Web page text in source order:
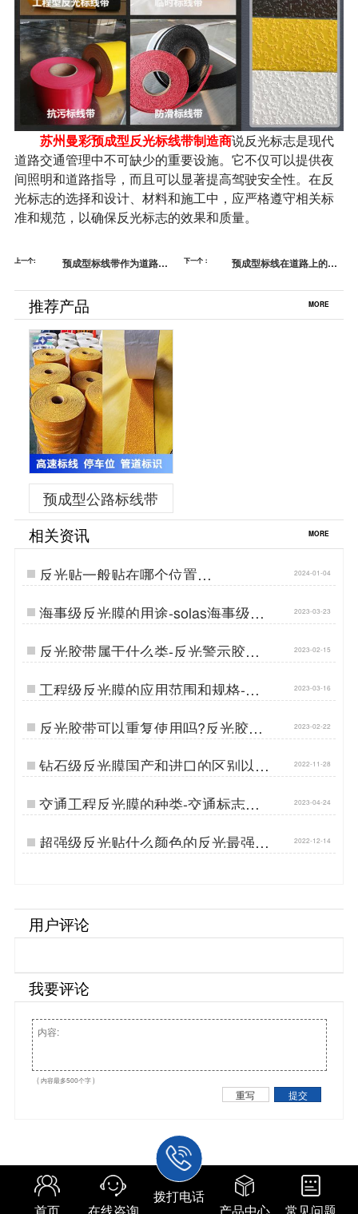
苏州曼彩预成型反光标线带制造商说反光标志是现代
道路交通管理中不可缺少的重要设施。它不仅可以提供夜
间照明和道路指导，而且可以显著提高驾驶安全性。在反
光标志的选择和设计、材料和施工中，应严格遵守相关标
准和规范，以确保反光标志的效果和质量。
上一个:
预成型标线带作为道路安
下一个：
预成型标线在道路上的应
线带
推荐产品 MORE
预成型公路标线带
相关资讯 MORE
反光贴一般贴在哪个位置… 2024-01-04
海事级反光膜的用途-solas海事级反
光膜…
2023-03-23
反光胶带属于什么类-反光警示胶带
百科知识…
2023-02-15
工程级反光膜的应用范围和规格-工
程级反光膜生产厂家…
2023-03-16
反光胶带可以重复使用吗?反光胶带
的使用可以很简单…
2023-02-22
钻石级反光膜国产和进口的区别以及
价格…
2022-11-28
交通工程反光膜的种类-交通标志牌
反光膜厂家批发…
2023-04-24
超强级反光贴什么颜色的反光最强-
反光膜定制批发厂家…
2022-12-14
用户评论
我要评论
( 内容最多500个字 )
重写 提交
首页 在线咨询
拨打电话
产品中心
常见问题